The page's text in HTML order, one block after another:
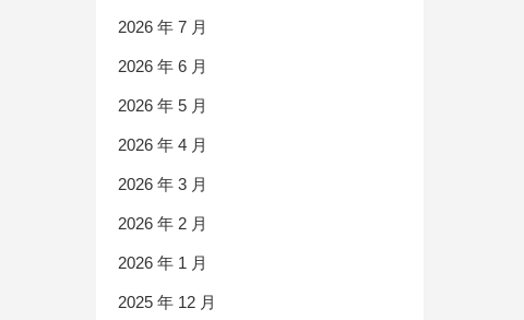
2026 年 7 月
2026 年 6 月
2026 年 5 月
2026 年 4 月
2026 年 3 月
2026 年 2 月
2026 年 1 月
2025 年 12 月